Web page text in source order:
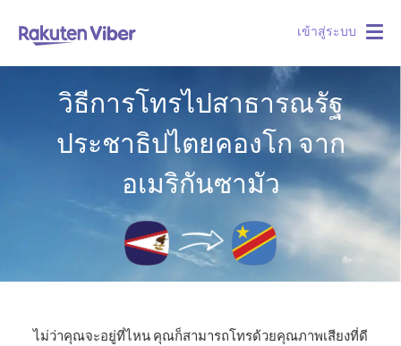
เข้าสู่ระบบ
วิธีการโทรไปสาธารณรัฐ
ประชาธิปไตยคองโก จาก
อเมริกันซามัว
ไม่ว่าคุณจะอยู่ที่ไหน คุณก็สามารถโทรด้วยคุณภาพเสียงที่ดี